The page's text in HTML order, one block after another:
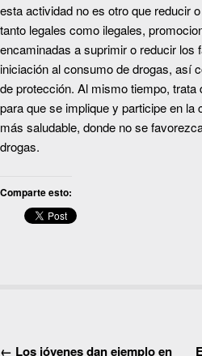
esta actividad no es otro que reducir
tanto legales como ilegales,
encaminadas a suprimir o reducir los
iniciación al consumo de drogas, así
de protección. Al mismo tiempo, trata
para que se implique y participe en la
más saludable, donde no se
drogas.
Comparte esto:
← Los jóvenes dan ejemplo en